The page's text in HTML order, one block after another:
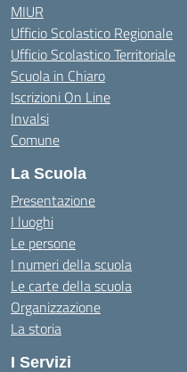
MIUR
Ufficio Scolastico Regionale
Ufficio Scolastico Territoriale
Scuola in Chiaro
Iscrizioni On Line
Invalsi
Comune
La Scuola
Presentazione
I luoghi
Le persone
I numeri della scuola
Le carte della scuola
Organizzazione
La storia
I Servizi